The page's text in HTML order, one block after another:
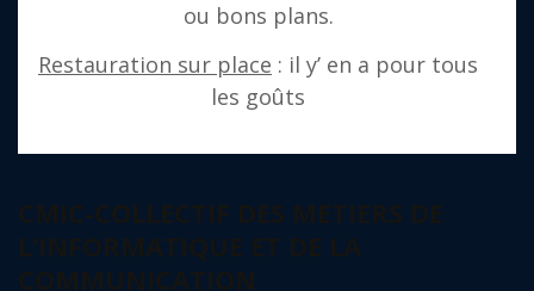
ou bons plans.
Restauration sur place : il y’ en a pour tous
les goûts